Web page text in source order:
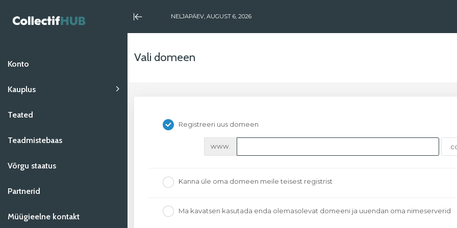
Minimize
Menu
NELJAPÄEV, AUGUST 6, 2026
Konto
Kauplus
Sirvi kõiki
Hébergement web - plans
préconçus
Hébergement courriel
Serveur virtuel privé (VPS)
Services et assistance
Teated
Teadmistebaas
Võrgu staatus
Partnerid
Müügieelne kontakt
Vali domeen
Registreeri uus domeen
www.
Kanna üle oma domeen meile teisest registrist
Ma kavatsen kasutada enda olemasolevat domeeni ja uuendan oma nimeserverid